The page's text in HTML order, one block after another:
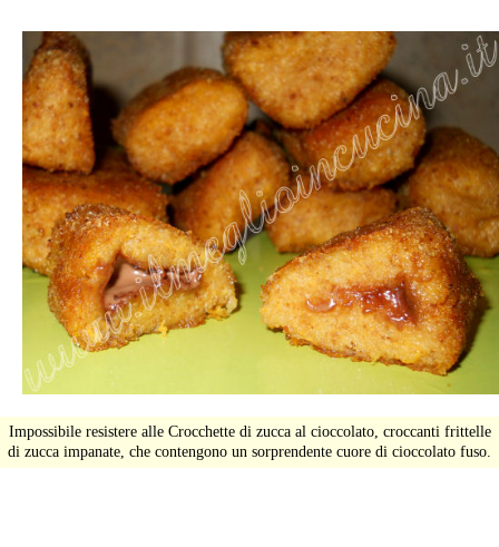
Impossibile resistere alle Crocchette di zucca al cioccolato, croccanti frittelle
di zucca impanate, che contengono un sorprendente cuore di cioccolato fuso.